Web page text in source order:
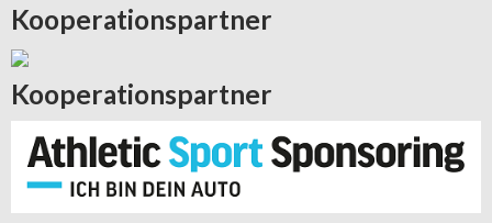
Kooperationspartner
Kooperationspartner